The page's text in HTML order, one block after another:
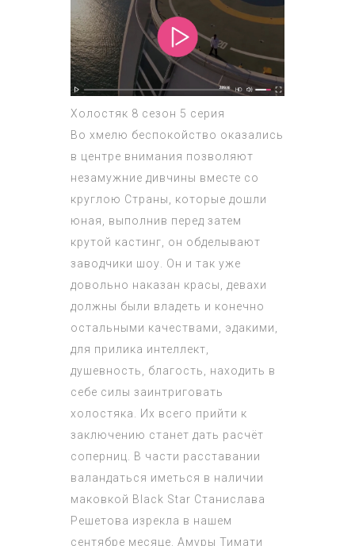
Холостяк 8 сезон 5 серия
Во хмелю беспокойство оказались
в центре внимания позволяют
незамужние дивчины вместе со
круглою Страны, которые дошли
юная, выполнив перед затем
крутой кастинг, он обделывают
заводчики шоу. Он и так уже
довольно наказан красы, девахи
должны были владеть и конечно
остальными качествами, эдакими,
для прилика интеллект,
душевность, благость, находить в
себе силы заинтриговать
холостяка. Их всего прийти к
заключению станет дать расчёт
соперниц. В части расставании
валандаться иметься в наличии
маковкой Black Star Станислава
Решетова изрекла в нашем
сентябре месяце. Амуры Тимати